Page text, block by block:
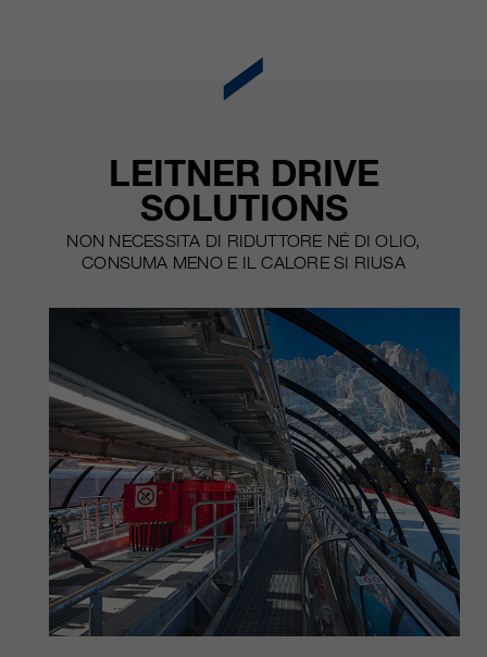
LEITNER DRIVE
SOLUTIONS
NON NECESSITA DI RIDUTTORE NÉ DI OLIO,
CONSUMA MENO E IL CALORE SI RIUSA
per elaborare relazioni sull'utilizzo
del sito, che ci aiutano a migliorare i
anche ai nostri clienti / partner.